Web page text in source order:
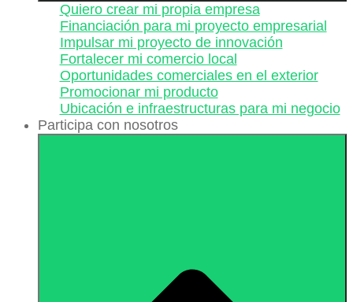
Quiero crear mi propia empresa
Financiación para mi proyecto empresarial
Impulsar mi proyecto de innovación
Fortalecer mi comercio local
Oportunidades comerciales en el exterior
Promocionar mi producto
Ubicación e infraestructuras para mi negocio
Participa con nosotros